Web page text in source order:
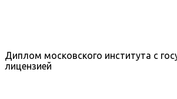
Диплом московского института с
лицензией